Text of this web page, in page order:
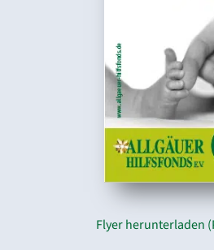
Flyer herunterladen